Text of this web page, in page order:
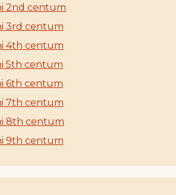
2nd centum
3rd centum
4th centum
5th centum
6th centum
7th centum
8th centum
9th centum